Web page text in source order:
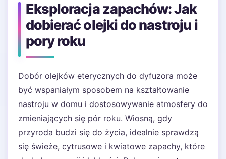
Eksploracja zapachów: Jak
dobierać olejki do nastroju i
pory roku
Dobór olejków eterycznych do dyfuzora może
być wspaniałym sposobem na kształtowanie
nastroju w domu i dostosowywanie atmosfery do
zmieniających się pór roku. Wiosną, gdy
przyroda budzi się do życia, idealnie sprawdzą
się świeże, cytrusowe i kwiatowe zapachy, które